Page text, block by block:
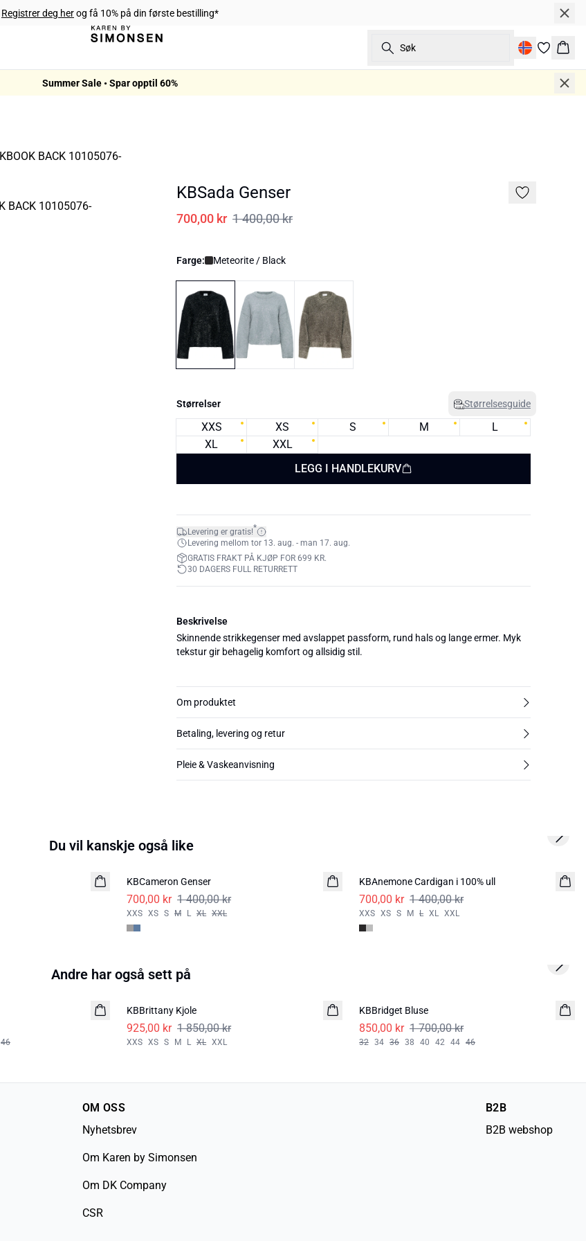
Registrer deg herog få 10% på din første bestilling*
Søk
Summer Sale • Spar opptil 60%
KBSada Genser
700,00 kr 1 400,00 kr
Farge: Meteorite / Black
Størrelser Størrelsesguide
XXS XS S M
L
XL
XXL
LEGG I HANDLEKURV
Levering er gratis!*
Levering mellom tor 13. aug. - man 17. aug.
GRATIS FRAKT PÅ KJØP FOR 699 KR.
30 DAGERS FULL RETURRETT
Beskrivelse
Skinnende strikkegenser med avslappet passform, rund hals og lange ermer. Myk
tekstur gir behagelig komfort og allsidig stil.
Om produktet
Betaling, levering og retur
Pleie & Vaskeanvisning
Du vil kanskje også like
-50%
KBCameron Genser
700,00 kr 1 400,00 kr
XXS XS S M L XL XXL
KBAnemone Cardigan i 100% ull
700,00 kr 1 400,00 kr
XXS XS S M L XL XXL
Next
Andre har også sett på
46
-50%
KBBrittany Kjole
925,00 kr 1 850,00 kr
XXS XS S M L XL XXL
KBBridget Bluse
850,00 kr 1 700,00 kr
32 34 36 38 40 42 44 46
Next
OM OSS
Nyhetsbrev
Om Karen by Simonsen
Om DK Company
CSR
B2B
B2B webshop